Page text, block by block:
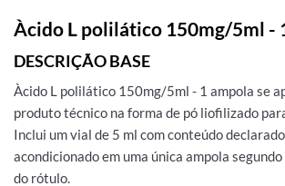
Àcido L polilático 150mg/5ml -
DESCRIÇÃO BASE
Àcido L polilático 150mg/5ml - 1 ampola se
produto técnico na forma de pó liofilizado
Inclui um vial de 5 ml com conteúdo
acondicionado em uma única ampola
do rótulo.